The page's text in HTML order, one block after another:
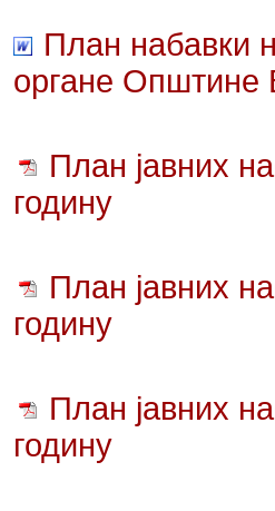
План набавки
органе Општине
План јавних
годину
План јавних
годину
План јавних
годину